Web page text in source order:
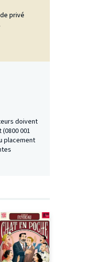
privé
doivent
001
placement